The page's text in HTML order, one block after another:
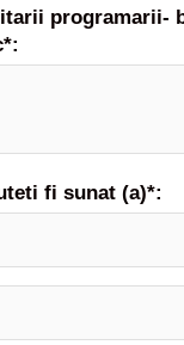
programarii-
fi sunat (a)*: